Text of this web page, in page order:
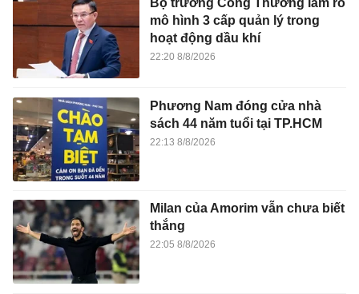
Bộ trưởng Công Thương làm rõ
mô hình 3 cấp quản lý trong
hoạt động dầu khí
22:20 8/8/2026
Phương Nam đóng cửa nhà
sách 44 năm tuổi tại TP.HCM
22:13 8/8/2026
Milan của Amorim vẫn chưa biết
thắng
22:05 8/8/2026